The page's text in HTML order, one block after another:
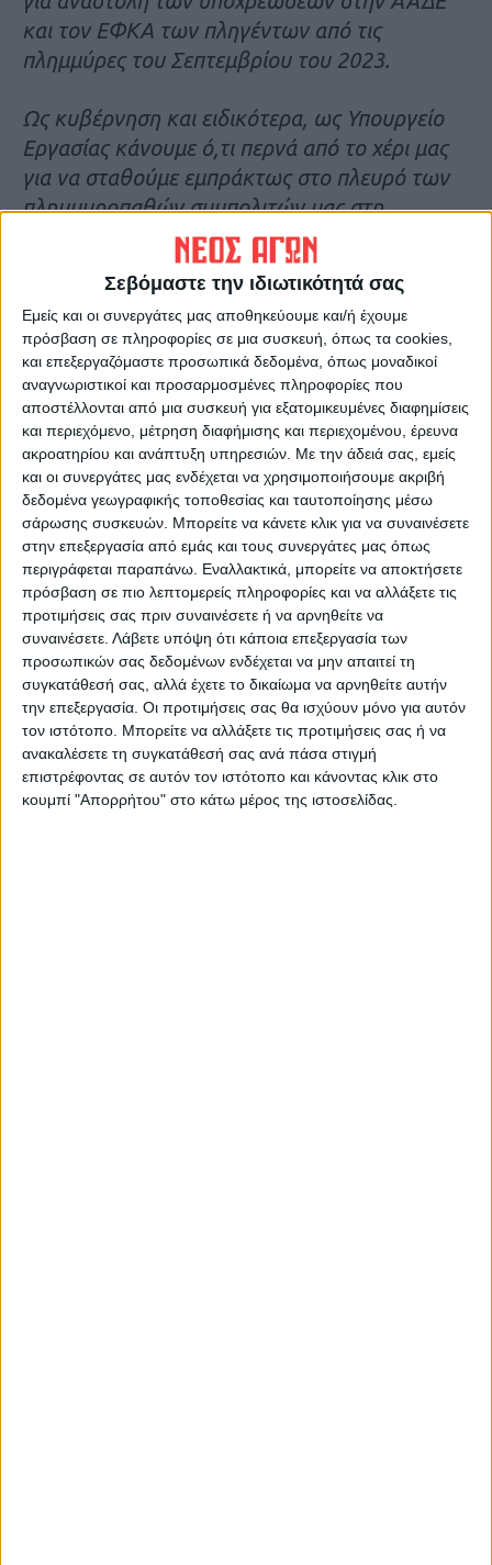
Σεβόμαστε την ιδιωτικότητά σας
Εμείς και οι συνεργάτες μας αποθηκεύουμε και/ή έχουμε
πρόσβαση σε πληροφορίες σε μια συσκευή, όπως τα cookies,
και επεξεργαζόμαστε προσωπικά δεδομένα, όπως μοναδικοί
αναγνωριστικοί και προσαρμοσμένες πληροφορίες που
αποστέλλονται από μια συσκευή για εξατομικευμένες διαφημίσεις
και περιεχόμενο, μέτρηση διαφήμισης και περιεχομένου, έρευνα
ακροατηρίου και ανάπτυξη υπηρεσιών. Με την άδειά σας, εμείς
και οι συνεργάτες μας ενδέχεται να χρησιμοποιήσουμε ακριβή
δεδομένα γεωγραφικής τοποθεσίας και ταυτοποίησης μέσω
σάρωσης συσκευών. Μπορείτε να κάνετε κλικ για να συναινέσετε
στην επεξεργασία από εμάς και τους συνεργάτες μας όπως
περιγράφεται παραπάνω. Εναλλακτικά, μπορείτε να αποκτήσετε
πρόσβαση σε πιο λεπτομερείς πληροφορίες και να αλλάξετε τις
προτιμήσεις σας πριν συναινέσετε ή να αρνηθείτε να
συναινέσετε. Λάβετε υπόψη ότι κάποια επεξεργασία των
προσωπικών σας δεδομένων ενδέχεται να μην απαιτεί τη
συγκατάθεσή σας, αλλά έχετε το δικαίωμα να αρνηθείτε αυτήν
την επεξεργασία. Οι προτιμήσεις σας θα ισχύουν μόνο για αυτόν
τον ιστότοπο. Μπορείτε να αλλάξετε τις προτιμήσεις σας ή να
ανακαλέσετε τη συγκατάθεσή σας ανά πάσα στιγμή
επιστρέφοντας σε αυτόν τον ιστότοπο και κάνοντας κλικ στο
κουμπί "Απορρήτου" στο κάτω μέρος της ιστοσελίδας.
και τον ΕΦΚΑ των πληγέντων από τις
πλημμύρες του Σεπτεμβρίου του 2023.
Ως κυβέρνηση και ειδικότερα, ως Υπουργείο
Εργασίας κάνουμε ό,τι περνά από το χέρι μας
για να σταθούμε εμπράκτως στο πλευρό των
πλημμυροπαθών συμπολιτών μας στη
Θεσσαλία, δίνοντας τους τον απαραίτητο
χρόνο να ξεπεράσουν τις δυσκολίες και να
ορθοποδήσουν. Η επιπλέον εξάμηνηπαράταση
για την αναστολή ων ασφαλιστικών
υποχρεώσεων τους θα δώσει ανάσα στον
αγώνα τους για να επανέλθει η ζωή τους στην
κανονικότητα».
Συγκεκριμένα, η επιπλέον 6μηνη αναστολή
φορολογικών υποχρεώσεων αφορά τις εξής
περιπτώσεις:
Α. Αναστέλλεται μέχρι και την 04.09.2024 η
πληρωμή των βεβαιωμένων και
ληξιπρόθεσμωντην 04.09.2023 οφειλών,
στοχευμένα για τις επιχειρήσεις που
πιστοποιούνται ως πληγείσες με σχετική
βεβαίωση της Περιφέρειας και εντάσσονται
στο πλαίσιο της κρατικής αρωγής προς
πληττόμενες επιχειρήσεις. Αντιστοίχως, το